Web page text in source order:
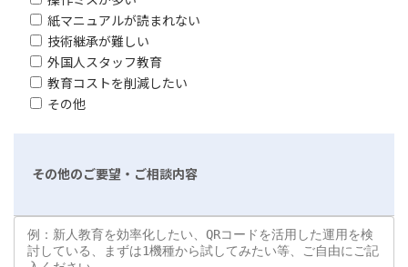
紙マニュアルが読まれない
技術継承が難しい
外国人スタッフ教育
教育コストを削減したい
その他
その他のご要望・ご相談内容